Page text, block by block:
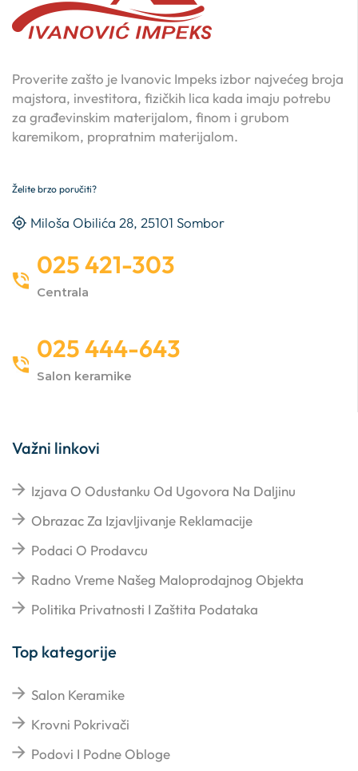
Proverite zašto je Ivanovic Impeks izbor najvećeg broja
majstora, investitora, fizičkih lica kada imaju potrebu
za građevinskim materijalom, finom i grubom
karemikom, propratnim materijalom.
Želite brzo poručiti?
Miloša Obilića 28, 25101 Sombor
025 421-303
Centrala
025 444-643
Salon keramike
Važni linkovi
Izjava O Odustanku Od Ugovora Na Daljinu
Obrazac Za Izjavljivanje Reklamacije
Podaci O Prodavcu
Radno Vreme Našeg Maloprodajnog Objekta
Politika Privatnosti I Zaštita Podataka
Top kategorije
Salon Keramike
Krovni Pokrivači
Podovi I Podne Obloge